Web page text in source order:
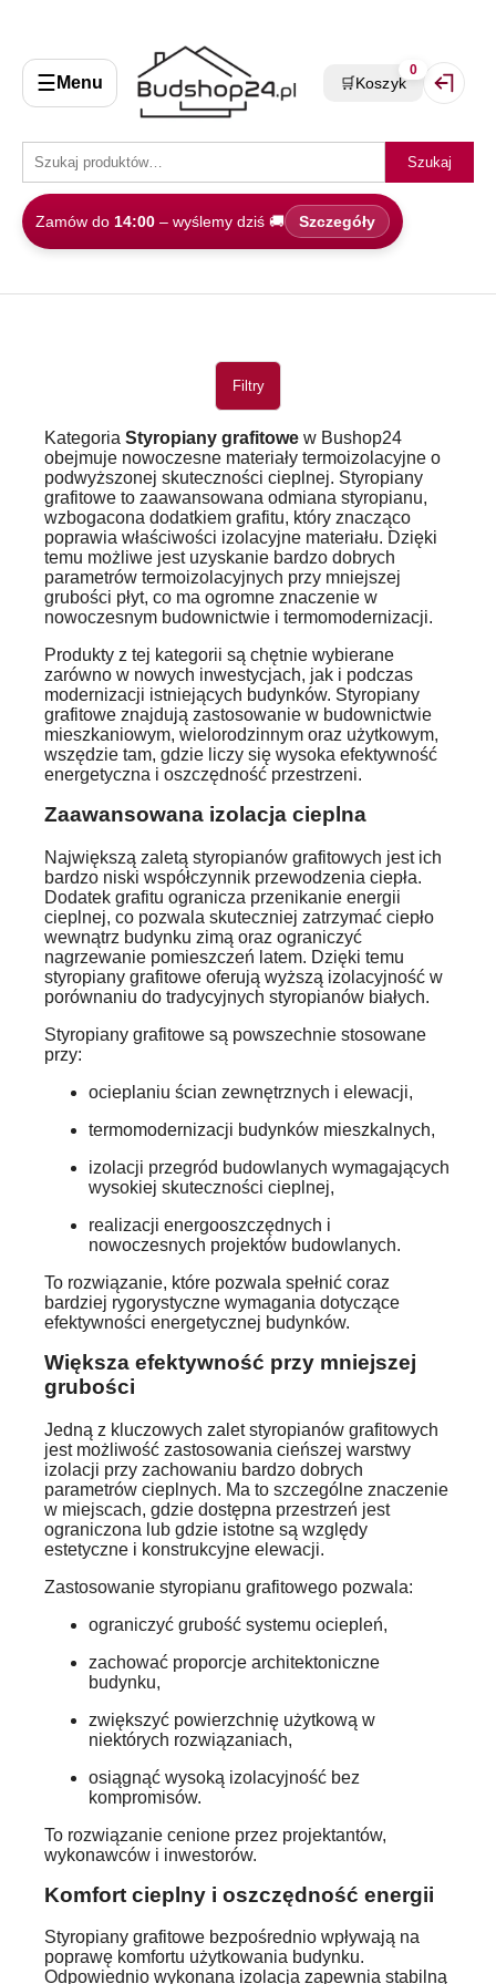
☰ Menu
Szukaj
Zamów do 14:00 – wyślemy dziś 🚚 Szczegóły
🛒Koszyk
0
Filtry
Kategoria Styropiany grafitowe w Bushop24
obejmuje nowoczesne materiały termoizolacyjne o
podwyższonej skuteczności cieplnej. Styropiany
grafitowe to zaawansowana odmiana styropianu,
wzbogacona dodatkiem grafitu, który znacząco
poprawia właściwości izolacyjne materiału. Dzięki
temu możliwe jest uzyskanie bardzo dobrych
parametrów termoizolacyjnych przy mniejszej
grubości płyt, co ma ogromne znaczenie w
nowoczesnym budownictwie i termomodernizacji.
Produkty z tej kategorii są chętnie wybierane
zarówno w nowych inwestycjach, jak i podczas
modernizacji istniejących budynków. Styropiany
grafitowe znajdują zastosowanie w budownictwie
mieszkaniowym, wielorodzinnym oraz użytkowym,
wszędzie tam, gdzie liczy się wysoka efektywność
energetyczna i oszczędność przestrzeni.
Zaawansowana izolacja cieplna
Największą zaletą styropianów grafitowych jest ich
bardzo niski współczynnik przewodzenia ciepła.
Dodatek grafitu ogranicza przenikanie energii
cieplnej, co pozwala skuteczniej zatrzymać ciepło
wewnątrz budynku zimą oraz ograniczyć
nagrzewanie pomieszczeń latem. Dzięki temu
styropiany grafitowe oferują wyższą izolacyjność w
porównaniu do tradycyjnych styropianów białych.
Styropiany grafitowe są powszechnie stosowane
przy:
ocieplaniu ścian zewnętrznych i elewacji,
termomodernizacji budynków mieszkalnych,
izolacji przegród budowlanych wymagających
wysokiej skuteczności cieplnej,
realizacji energooszczędnych i
nowoczesnych projektów budowlanych.
To rozwiązanie, które pozwala spełnić coraz
bardziej rygorystyczne wymagania dotyczące
efektywności energetycznej budynków.
Większa efektywność przy mniejszej
grubości
Jedną z kluczowych zalet styropianów grafitowych
jest możliwość zastosowania cieńszej warstwy
izolacji przy zachowaniu bardzo dobrych
parametrów cieplnych. Ma to szczególne znaczenie
w miejscach, gdzie dostępna przestrzeń jest
ograniczona lub gdzie istotne są względy
estetyczne i konstrukcyjne elewacji.
Zastosowanie styropianu grafitowego pozwala:
ograniczyć grubość systemu ociepleń,
zachować proporcje architektoniczne
budynku,
zwiększyć powierzchnię użytkową w
niektórych rozwiązaniach,
osiągnąć wysoką izolacyjność bez
kompromisów.
To rozwiązanie cenione przez projektantów,
wykonawców i inwestorów.
Komfort cieplny i oszczędność energii
Styropiany grafitowe bezpośrednio wpływają na
poprawę komfortu użytkowania budynku.
Odpowiednio wykonana izolacja zapewnia stabilną